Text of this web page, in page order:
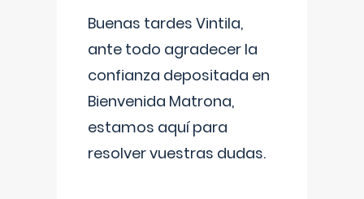
Buenas tardes Vintila,
ante todo agradecer la
confianza depositada en
Bienvenida Matrona,
estamos aquí para
resolver vuestras dudas.